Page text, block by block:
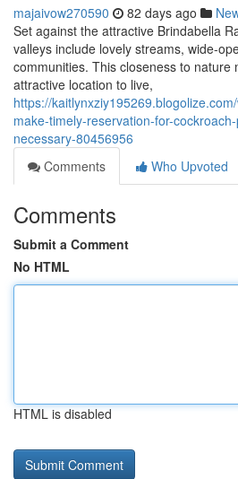
majaivow270590 82 days ago
Set against the attractive Brindabella
valleys include lovely streams, wide-
communities. This closeness to nature
attractive location to live,
https://
make-timely-reservation-for-
necessary-80456956
Comments
Who Upvoted
Comments
Submit a Comment
No HTML
HTML is disabled